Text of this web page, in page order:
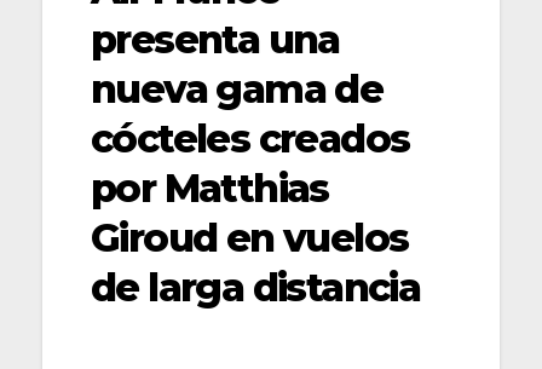
presenta una
nueva gama de
cócteles creados
por Matthias
Giroud en vuelos
de larga distancia